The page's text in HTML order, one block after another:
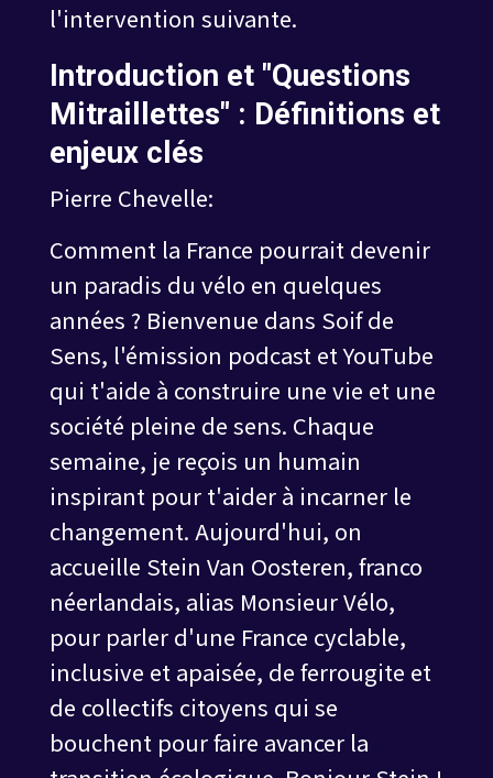
l'intervention suivante.
Introduction et "Questions
Mitraillettes" : Définitions et
enjeux clés
Pierre Chevelle:
Comment la France pourrait devenir
un paradis du vélo en quelques
années ? Bienvenue dans Soif de
Sens, l'émission podcast et YouTube
qui t'aide à construire une vie et une
société pleine de sens. Chaque
semaine, je reçois un humain
inspirant pour t'aider à incarner le
changement. Aujourd'hui, on
accueille Stein Van Oosteren, franco
néerlandais, alias Monsieur Vélo,
pour parler d'une France cyclable,
inclusive et apaisée, de ferrougite et
de collectifs citoyens qui se
bouchent pour faire avancer la